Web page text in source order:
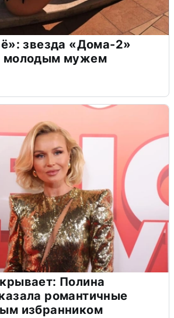
звезда «Дома-2»
молодым мужем
Полина
романтичные
избранником